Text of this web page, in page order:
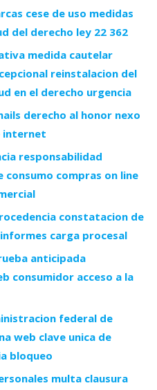
cese de uso medidas
del derecho ley 22 362
medida cautelar
reinstalacion del
en el derecho urgencia
derecho al honor nexo
internet
responsabilidad
compras on line
constatacion de
carga procesal
anticipada
consumidor acceso a la
federal de
web clave unica de
bloqueo
multa clausura